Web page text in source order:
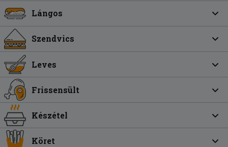
Lángos
Szendvics
Leves
Frissensült
Készétel
Köret